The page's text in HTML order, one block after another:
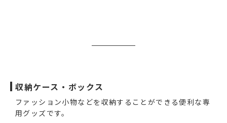
収納ケース・ボックス
ファッション小物などを収納することができる便利な専
用グッズです。